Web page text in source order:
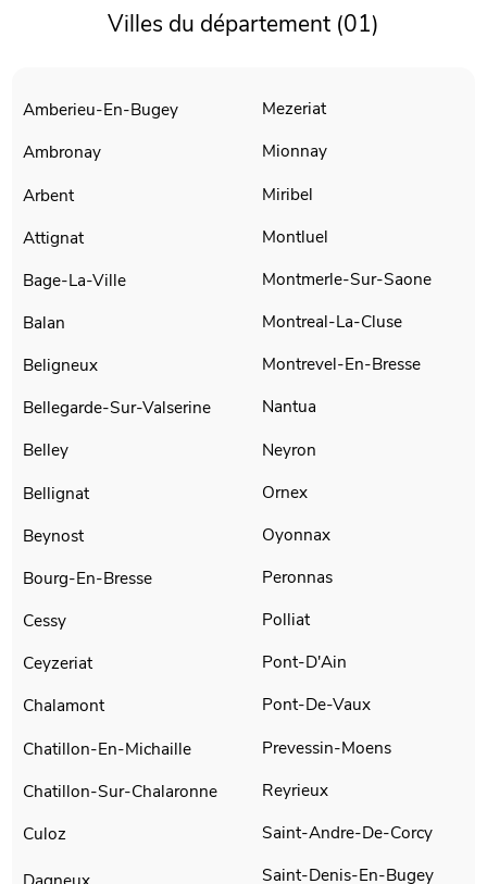
Villes du département (01)
Amberieu-En-Bugey
Ambronay
Arbent
Attignat
Bage-La-Ville
Balan
Beligneux
Bellegarde-Sur-Valserine
Belley
Bellignat
Beynost
Bourg-En-Bresse
Cessy
Ceyzeriat
Chalamont
Chatillon-En-Michaille
Chatillon-Sur-Chalaronne
Culoz
Mezeriat
Mionnay
Miribel
Montluel
Montmerle-Sur-Saone
Montreal-La-Cluse
Montrevel-En-Bresse
Nantua
Neyron
Ornex
Oyonnax
Peronnas
Polliat
Pont-D'Ain
Pont-De-Vaux
Prevessin-Moens
Reyrieux
Saint-Andre-De-Corcy
Saint-Denis-En-Bugey